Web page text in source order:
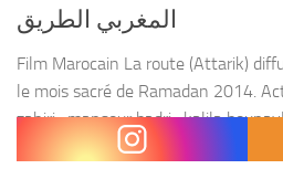
المغربي الطريق
Film Marocain La route (Attarik)
le mois sacré de Ramadan 2014.
zahiri , mansour badri , kalila
hamid...